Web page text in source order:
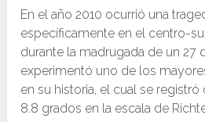
En el año 2010 ocurrió una
específicamente en el centro-
durante la madrugada de un 27
experimentó uno de los
en su historia, el cual se
8.8 grados en la escala de